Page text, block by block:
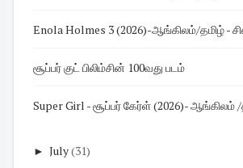
Enola Holmes 3 (2026)-ஆங்கிலம்/தமிழ் -
சூப்பர் குட் பிலிம்சின் 100வது படம்
Super Girl - சூப்பர் கேர்ள் (2026)- ஆங்கிலம் /
► July(31)